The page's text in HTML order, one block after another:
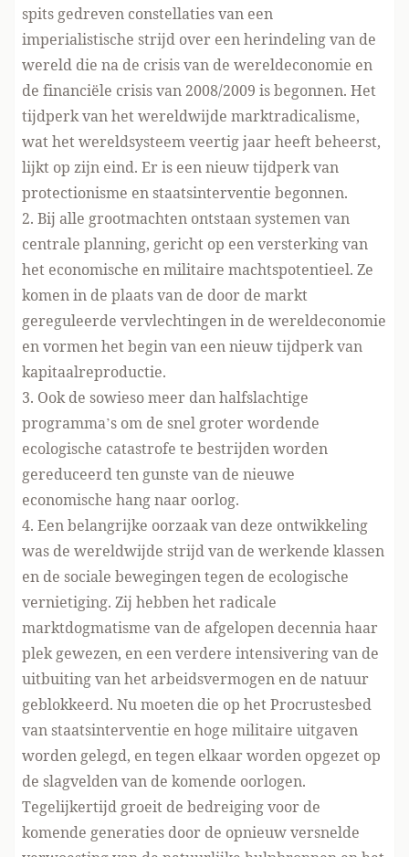
spits gedreven constellaties van een
imperialistische strijd over een herindeling van de
wereld die na de crisis van de wereldeconomie en
de financiële crisis van 2008/2009 is begonnen. Het
tijdperk van het wereldwijde marktradicalisme,
wat het wereldsysteem veertig jaar heeft beheerst,
lijkt op zijn eind. Er is een nieuw tijdperk van
protectionisme en staatsinterventie begonnen.
2. Bij alle grootmachten ontstaan systemen van
centrale planning, gericht op een versterking van
het economische en militaire machtspotentieel. Ze
komen in de plaats van de door de markt
gereguleerde vervlechtingen in de wereldeconomie
en vormen het begin van een nieuw tijdperk van
kapitaalreproductie.
3. Ook de sowieso meer dan halfslachtige
programma’s om de snel groter wordende
ecologische catastrofe te bestrijden worden
gereduceerd ten gunste van de nieuwe
economische hang naar oorlog.
4. Een belangrijke oorzaak van deze ontwikkeling
was de wereldwijde strijd van de werkende klassen
en de sociale bewegingen tegen de ecologische
vernietiging. Zij hebben het radicale
marktdogmatisme van de afgelopen decennia haar
plek gewezen, en een verdere intensivering van de
uitbuiting van het arbeidsvermogen en de natuur
geblokkeerd. Nu moeten die op hetProcrustesbed
van staatsinterventie en hoge militaire uitgaven
worden gelegd, en tegen elkaar worden opgezet op
de slagvelden van de komende oorlogen.
Tegelijkertijd groeit de bedreiging voor de
komende generaties door de opnieuw versnelde